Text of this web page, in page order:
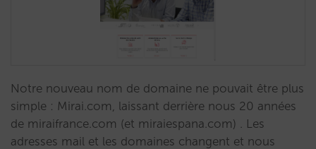
Notre nouveau nom de domaine ne pouvait être plus
simple : Mirai.com, laissant derrière nous 20 années
de miraifrance.com (et miraiespana.com) . Les
adresses mail et les domaines changent et nous